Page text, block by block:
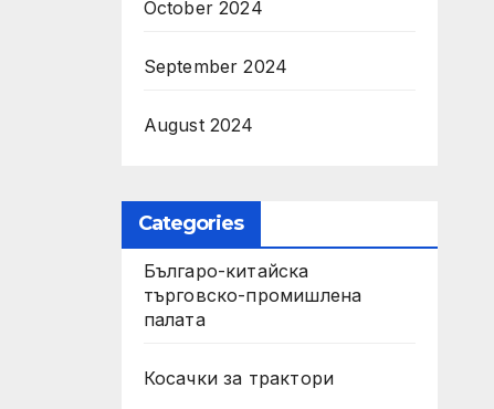
October 2024
September 2024
August 2024
Categories
Българо-китайска
търговско-промишлена
палата
Косачки за трактори